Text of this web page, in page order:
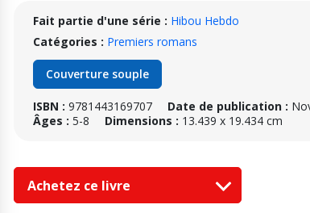
Fait partie d'une série : Hibou Hebdo
Catégories : Premiers romans
Couverture souple
ISBN : 9781443169707 Date de publication :
Âges : 5-8 Dimensions : 13.439 x 19.434 cm
Achetez ce livre